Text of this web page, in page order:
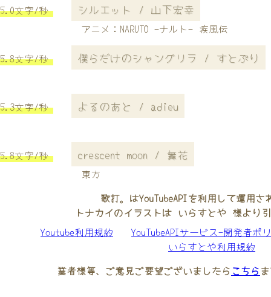
5.0文字/秒 シルエット / 山下宏幸
アニメ：NARUTO -ナルト- 疾風伝
5.8文字/秒 僕らだけのシャングリラ / すとぷり
5.3文字/秒 よるのあと / adieu
5.8文字/秒 crescent moon / 舞花
東方
歌打。はYouTubeAPIを利用して運用さ
トナカイのイラストは いらすとや 様より
Youtube利用規約
YouTubeAPIサービス-開発者ポ
いらすとや利用規約
業者様等、ご意見ご要望ございましたら こちら